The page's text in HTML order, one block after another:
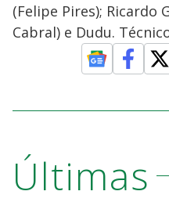
(Felipe Pires);
Cabral) e Dudu.
Últimas